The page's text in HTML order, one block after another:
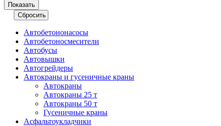
Автобетононасосы
Авто­бетоно­смесители
Автобусы
Автовышки
Автогрейдеры
Автокраны и гусеничные краны
Автокраны
Автокраны 25 т
Автокраны 50 т
Гусеничные краны
Асфальтоукладчики